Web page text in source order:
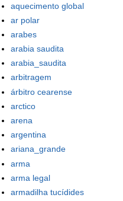
aquecimento global
ar polar
arabes
arabia saudita
arabia_saudita
arbitragem
árbitro cearense
arctico
arena
argentina
ariana_grande
arma
arma legal
armadilha tucídides